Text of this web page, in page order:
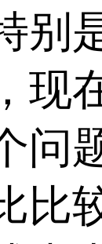
别
现
问
比